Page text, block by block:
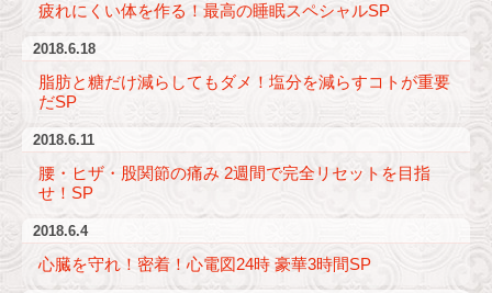
疲れにくい体を作る！最高の睡眠スペシャルSP
2018.6.18
脂肪と糖だけ減らしてもダメ！塩分を減らすコトが重要
だSP
2018.6.11
腰・ヒザ・股関節の痛み 2週間で完全リセットを目指
せ！SP
2018.6.4
心臓を守れ！密着！心電図24時 豪華3時間SP